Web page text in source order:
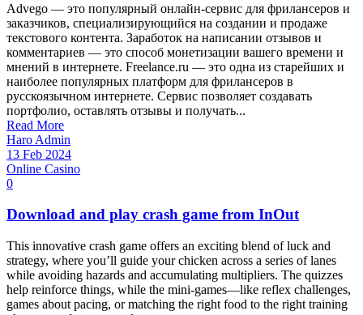
Advego — это популярный онлайн-сервис для фрилансеров и
заказчиков, специализирующийся на создании и продаже
текстового контента. Заработок на написании отзывов и
комментариев — это способ монетизации вашего времени и
мнений в интернете. Freelance.ru — это одна из старейших и
наиболее популярных платформ для фрилансеров в
русскоязычном интернете. Сервис позволяет создавать
портфолио, оставлять отзывы и получать...
Read More
Haro Admin
13 Feb 2024
Online Casino
0
Download and play crash game from InOut
This innovative crash game offers an exciting blend of luck and
strategy, where you’ll guide your chicken across a series of lanes
while avoiding hazards and accumulating multipliers. The quizzes
help reinforce things, while the mini-games—like reflex challenges,
games about pacing, or matching the right food to the right training